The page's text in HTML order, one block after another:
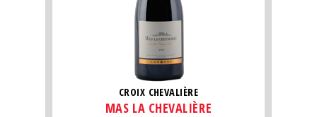
CROIX CHEVALIÈRE
MAS LA CHEVALIÈRE